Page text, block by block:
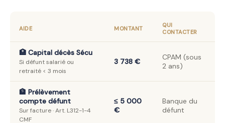
AIDE MONTANT
QUI
CONTACTER
🏥 Capital décès Sécu
Si défunt salarié ou
retraité < 3 mois
3 738 €
CPAM (sous
2 ans)
🏦 Prélèvement
compte défunt
Sur facture · Art. L312-1-4
CMF
≤ 5 000
€
Banque du
défunt